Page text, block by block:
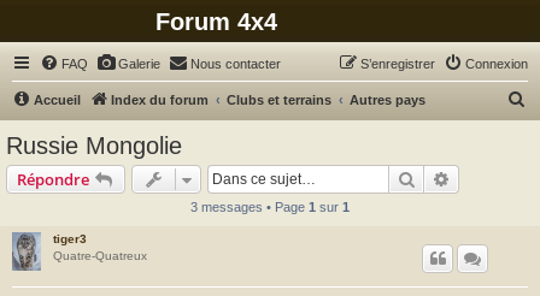
Forum 4x4
FAQ Galerie Nous contacter Connexion
S’enregistrer
Accueil Index du forum Clubs et terrains Autres pays
Russie Mongolie
Répondre Rechercher
3 messages • Page 1 sur 1
tiger3
Quatre-Quatreux